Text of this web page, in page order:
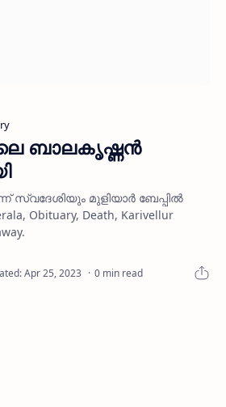
ബാലകൃഷ്ണന്‍
സ്വദേശിയും മുളിയാര്‍ ബേപ്പില്‍
Obituary, Death, Karivellur
0 min read